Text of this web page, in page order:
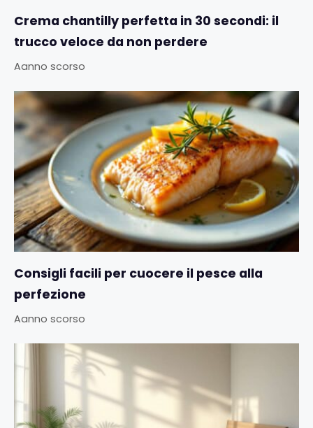
Crema chantilly perfetta in 30 secondi: il
trucco veloce da non perdere
Aanno scorso
Consigli facili per cuocere il pesce alla
perfezione
Aanno scorso